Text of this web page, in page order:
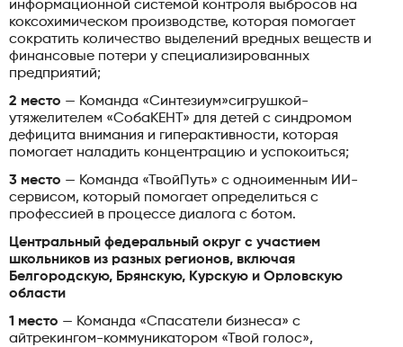
информационной системой контроля выбросов на
коксохимическом производстве, которая помогает
сократить количество выделений вредных веществ и
финансовые потери у специализированных
предприятий;
2 место — Команда «Синтезиум»сигрушкой-
утяжелителем «СобаКЕНТ» для детей с синдромом
дефицита внимания и гиперактивности, которая
помогает наладить концентрацию и успокоиться;
3 место — Команда «ТвойПуть» с одноименным ИИ-
сервисом, который помогает определиться с
профессией в процессе диалога с ботом.
Центральный федеральный округ с участием
школьников из разных регионов, включая
Белгородскую, Брянскую, Курскую и Орловскую
области
1 место — Команда «Спасатели бизнеса» с
айтрекингом-коммуникатором «Твой голос»,